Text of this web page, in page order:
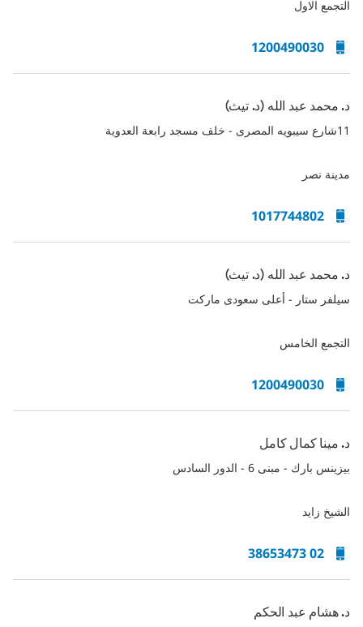
التجمع الاول
1200490030
د. محمد عبد الله (د. تيث)
11شارع سيبويه المصرى - خلف مسجد رابعة العدوية
مدينة نصر
1017744802
د. محمد عبد الله (د. تيث)
سيلفر ستار - أعلى سعودى ماركت
التجمع الخامس
1200490030
د. مينا كمال كامل
بيزينس بارك - مبنى 6 - الدور السادس
الشيخ زايد
02 38653473
د. هشام عبد الحكم